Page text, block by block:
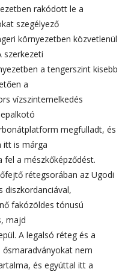
rakódott le a
szegélyező
környezetben közvetlenül
a tengerszint kisebb
a
vízszintemelkedés
megfulladt, és
itt is márga
a mészkőképződést.
rétegsorában az Ugodi
diszkordanciával,
fakózöldes tónusú
majd
A legalsó réteg és a
nem
és egyúttal itt a